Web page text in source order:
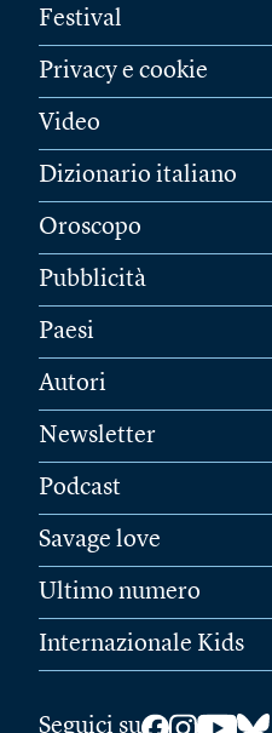
Festival
Privacy e cookie
Video
Dizionario italiano
Oroscopo
Pubblicità
Paesi
Autori
Newsletter
Podcast
Savage love
Ultimo numero
Internazionale Kids
Seguici su